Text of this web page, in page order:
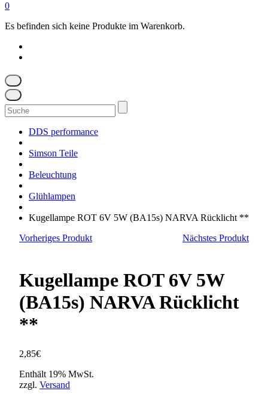
0
Es befinden sich keine Produkte im Warenkorb.
Suchen
nach:
DDS performance
Simson Teile
Beleuchtung
Glühlampen
Kugellampe ROT 6V 5W (BA15s) NARVA Rücklicht **
Vorheriges Produkt
Nächstes Produkt
Kugellampe ROT 6V 5W
(BA15s) NARVA Rücklicht
**
2,85€
Enthält 19% MwSt.
zzgl. Versand